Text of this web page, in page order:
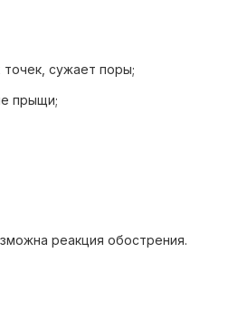
сужает поры;
прыщи;
реакция обострения.